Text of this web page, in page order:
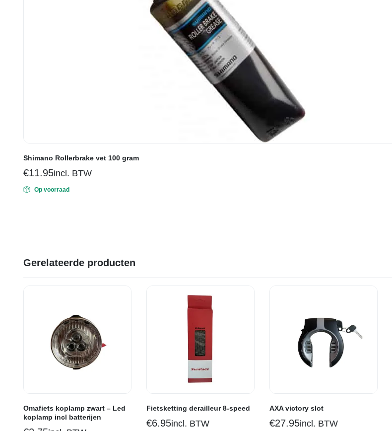
Shimano Rollerbrake vet 100 gram
€11.95incl. BTW
Op voorraad
Gerelateerde producten
Omafiets koplamp zwart – Led
koplamp incl batterijen
Fietsketting derailleur 8-speed
€6.95incl. BTW
AXA victory slot
€27.95incl. BTW